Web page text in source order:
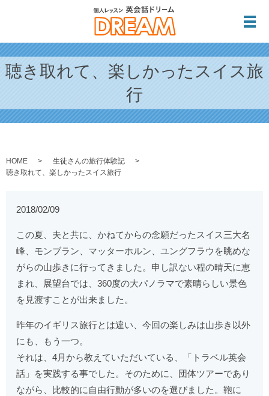
メ
聴き取れて、楽しかったスイス旅
行
HOME
生徒さんの旅行体験記
聴き取れて、楽しかったスイス旅行
2018/02/09
この夏、夫と共に、かねてからの念願だったスイス三大名
峰、モンブラン、マッターホルン、ユングフラウを眺めな
がらの山歩きに行ってきました。申し訳ない程の晴天に恵
まれ、展望台では、360度の大パノラマで素晴らしい景色
を見渡すことが出来ました。
昨年のイギリス旅行とは違い、今回の楽しみは山歩き以外
にも、もう一つ。
それは、4月から教えていただいている、「トラベル英会
話」を実践する事でした。そのために、団体ツアーであり
ながら、比較的に自由行動が多いのを選びました。鞄に